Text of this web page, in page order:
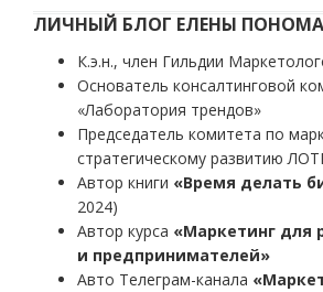
ЛИЧНЫЙ БЛОГ ЕЛЕНЫ
К.э.н., член Гильдии
Основатель консалтинговой
«Лаборатория трендов»
Председатель комитета по
стратегическому развитию
Автор книги «Время делать
2024)
Автор курса «Маркетинг для
и предпринимателей»
Авто Телеграм-канала